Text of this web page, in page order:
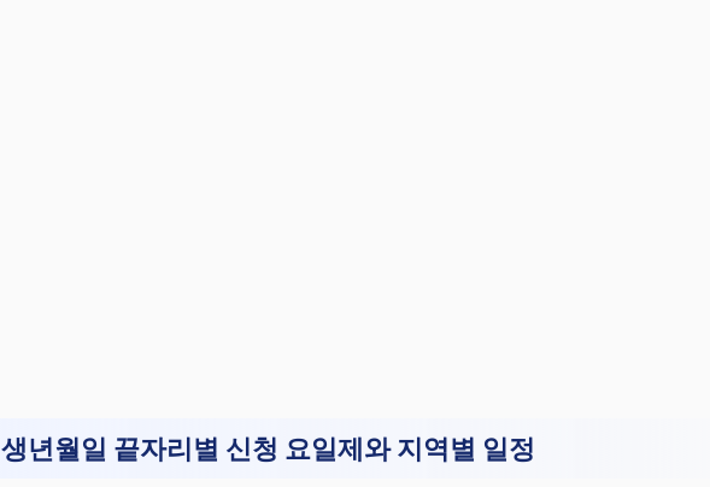
생년월일 끝자리별 신청 요일제와 지역별 일정